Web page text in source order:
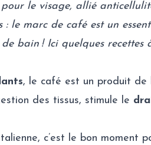
le visage, allié
: le marc de café est un
bain ! Ici quelques recettes
, le café est un produit de
des tissus, stimule le
c’est le bon moment